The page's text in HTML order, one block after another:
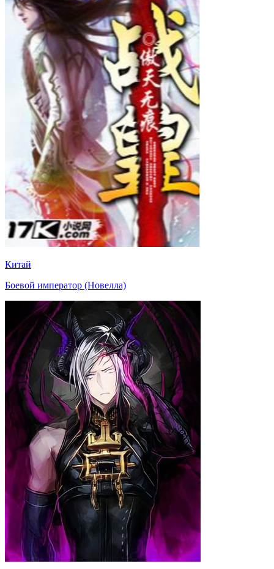
Китай
Боевой император (Новелла)